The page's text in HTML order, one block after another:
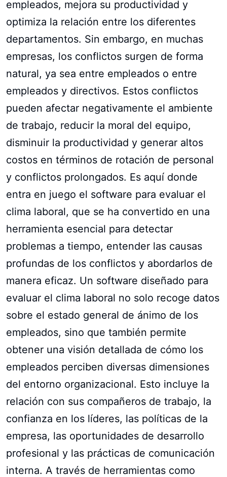
empleados, mejora su productividad y
optimiza la relación entre los diferentes
departamentos. Sin embargo, en muchas
empresas, los conflictos surgen de forma
natural, ya sea entre empleados o entre
empleados y directivos. Estos conflictos
pueden afectar negativamente el ambiente
de trabajo, reducir la moral del equipo,
disminuir la productividad y generar altos
costos en términos de rotación de personal
y conflictos prolongados. Es aquí donde
entra en juego el software para evaluar el
clima laboral, que se ha convertido en una
herramienta esencial para detectar
problemas a tiempo, entender las causas
profundas de los conflictos y abordarlos de
manera eficaz. Un software diseñado para
evaluar el clima laboral no solo recoge datos
sobre el estado general de ánimo de los
empleados, sino que también permite
obtener una visión detallada de cómo los
empleados perciben diversas dimensiones
del entorno organizacional. Esto incluye la
relación con sus compañeros de trabajo, la
confianza en los líderes, las políticas de la
empresa, las oportunidades de desarrollo
profesional y las prácticas de comunicación
interna. A través de herramientas como